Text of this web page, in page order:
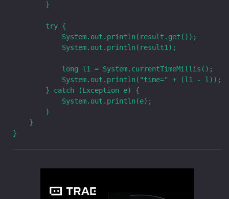
        }
        try {
            System.out.println(result.get());
            System.out.println(result1);
            long l1 = System.currentTimeMillis();
            System.out.println("time=" + (l1 - l));
        } catch (Exception e) {
            System.out.println(e);
        }
    }